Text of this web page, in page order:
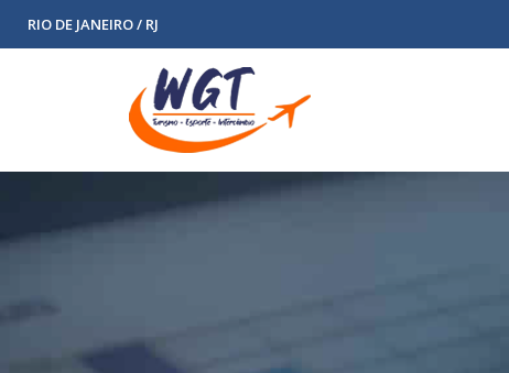
RIO DE JANEIRO / RJ